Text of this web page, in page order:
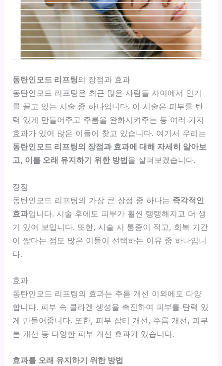
동탄인모드 리프팅의 장점과 효과
동탄인모드 리프팅은 최근 많은 사람들 사이에서 인기
를 끌고 있는 시술 중 하나입니다. 이 시술은 피부를 탄
력 있게 만들어주고 주름을 완화시켜주는 등 여러 가지
효과가 있어 많은 이들이 찾고 있습니다. 여기서 우리는
동탄인모드 리프팅의 장점과 효과에 대해 자세히 알아보
고, 이를 오래 유지하기 위한 방법을 살펴보겠습니다.
장점
동탄인모드 리프팅의 가장 큰 장점 중 하나는 즉각적인
효과입니다. 시술 후에도 피부가 훨씬 탱탱해지고 더 생
기 있어 보입니다. 또한, 시술 시 통증이 적고, 회복 기간
이 짧다는 점도 많은 이들이 선택하는 이유 중 하나입니
다.
효과
동탄인모드 리프팅의 효과는 주름 개선 이외에도 다양
합니다. 피부 속 콜라겐 생성을 촉진하여 피부를 탄력 있
게 만들어줍니다. 또한, 피부 잡티 개선, 주름 개선, 피부
톤 개선 등 다양한 피부 개선 효과가 있습니다.
효과를 오래 유지하기 위한 방법